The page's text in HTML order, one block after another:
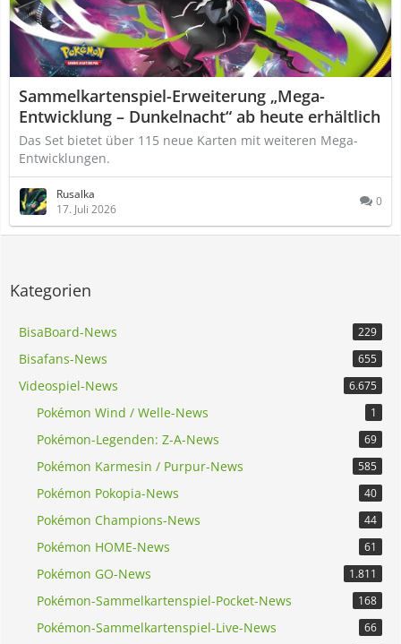
Sammelkartenspiel-Erweiterung „Mega-
Entwicklung – Dunkelnacht“ ab heute erhältlich
Das Set bietet über 115 neue Karten mit weiteren Mega-
Entwicklungen.
Rusalka
17. Juli 2026
0
Kategorien
BisaBoard-News 229
Bisafans-News 655
Videospiel-News 6.675
Pokémon Wind / Welle-News 1
Pokémon-Legenden: Z-A-News 69
Pokémon Karmesin / Purpur-News 585
Pokémon Pokopia-News 40
Pokémon Champions-News 44
Pokémon HOME-News 61
Pokémon GO-News 1.811
Pokémon-Sammelkartenspiel-Pocket-News 168
Pokémon-Sammelkartenspiel-Live-News 66